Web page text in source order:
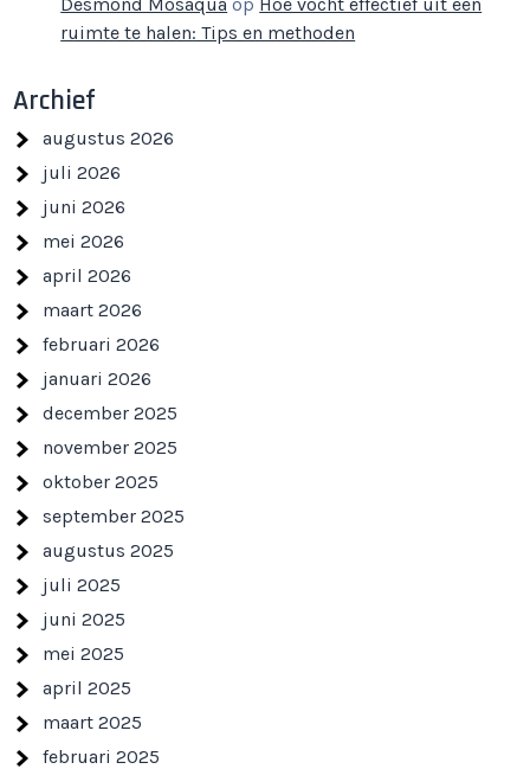
ruimte te halen: Tips en methoden
Archief
augustus 2026
juli 2026
juni 2026
mei 2026
april 2026
maart 2026
februari 2026
januari 2026
december 2025
november 2025
oktober 2025
september 2025
augustus 2025
juli 2025
juni 2025
mei 2025
april 2025
maart 2025
februari 2025